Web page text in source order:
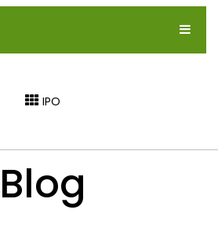
IPO
Blog